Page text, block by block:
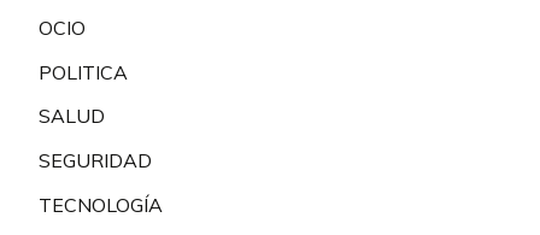
OCIO
POLITICA
SALUD
SEGURIDAD
TECNOLOGÍA